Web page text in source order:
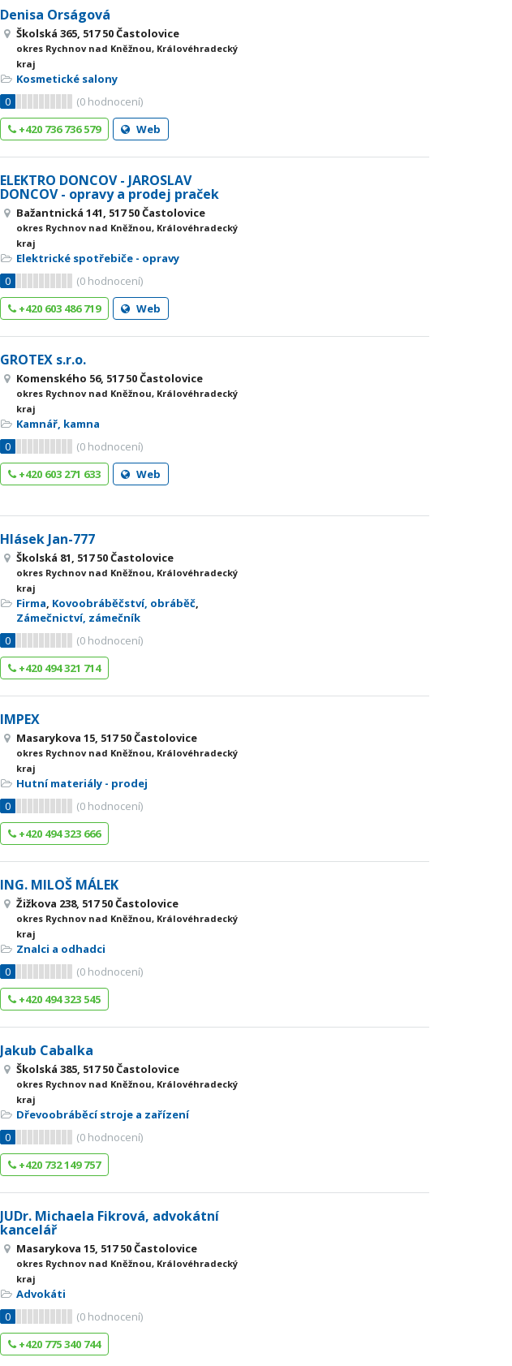
Denisa Orságová
Školská 365, 517 50 Častolovice
okres Rychnov nad Kněžnou, Královéhradecký
kraj
Kosmetické salony
0
(0 hodnocení)
+420 736 736 579
Web
ELEKTRO DONCOV - JAROSLAV
DONCOV - opravy a prodej praček
Bažantnická 141, 517 50 Častolovice
okres Rychnov nad Kněžnou, Královéhradecký
kraj
Elektrické spotřebiče - opravy
0
(0 hodnocení)
+420 603 486 719
Web
GROTEX s.r.o.
Komenského 56, 517 50 Častolovice
okres Rychnov nad Kněžnou, Královéhradecký
kraj
Kamnář, kamna
0
(0 hodnocení)
+420 603 271 633
Web
Hlásek Jan-777
Školská 81, 517 50 Častolovice
okres Rychnov nad Kněžnou, Královéhradecký
kraj
Firma, Kovoobráběčství, obráběč,
Zámečnictví, zámečník
0
(0 hodnocení)
+420 494 321 714
IMPEX
Masarykova 15, 517 50 Častolovice
okres Rychnov nad Kněžnou, Královéhradecký
kraj
Hutní materiály - prodej
0
(0 hodnocení)
+420 494 323 666
ING. MILOŠ MÁLEK
Žižkova 238, 517 50 Častolovice
okres Rychnov nad Kněžnou, Královéhradecký
kraj
Znalci a odhadci
0
(0 hodnocení)
+420 494 323 545
Jakub Cabalka
Školská 385, 517 50 Častolovice
okres Rychnov nad Kněžnou, Královéhradecký
kraj
Dřevoobráběcí stroje a zařízení
0
(0 hodnocení)
+420 732 149 757
JUDr. Michaela Fikrová, advokátní
kancelář
Masarykova 15, 517 50 Častolovice
okres Rychnov nad Kněžnou, Královéhradecký
kraj
Advokáti
0
(0 hodnocení)
+420 775 340 744